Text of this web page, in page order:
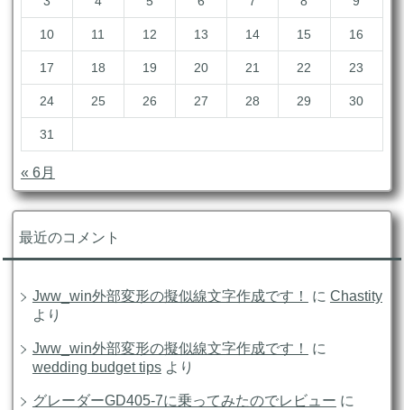
10 11 12 13 14 15 16
17 18 19 20 21 22 23
24 25 26 27 28 29 30
31
« 6月
最近のコメント
Jww_win外部変形の擬似線文字作成です！ に Chastity
より
Jww_win外部変形の擬似線文字作成です！
に
wedding budget tipsより
グレーダーGD405-7に乗ってみたのでレビュー に